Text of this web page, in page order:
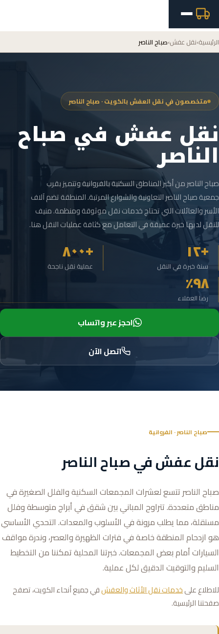
الرئيسية›نقل عفش›صباح الناصر
متخصصون في نقل العفش بالكويت · صباح الناصر
نقل عفش في صباح
الناصر
صباح الناصر من أكبر المناطق السكنية بالفروانية وتتميز بقرب
جمعية صباح الناصر التعاونية والشوارع المرتبة. المنطقة تضم آلاف
الأسر والعائلات التي تحتاج خدمات نقل موثوقة ومنظمة. منيف
للنقل لديها خبرة عميقة في التعامل مع كثافة عمليات النقل هنا.
+١٢
سنة خبرة في النقل
+٨٠٠
عملية نقل ناجحة
٩٨٪
رضا العملاء
احجز عبر واتساب
اتصل الآن
صباح الناصر · الفروانية
نقل عفش في صباح الناصر
صباح الناصر تتسع لعشرات المجمعات السكنية والفلل الصغيرة في
مناطق متعددة. تتراوح المباني بين شقق في أبراج متوسطة وفلل
مستقلة، مما يطلب مرونة في الأسلوب والمعدات. التحدي الأساسي
هو ازدحام المنطقة خاصة في فترات الظهيرة والعصر، وندرة مواقف
السيارات أمام بعض المجمعات. خبرتنا المحلية تمكننا من التخطيط
السليم والتوقيت الدقيق لكل عملية.
للاطلاع علىخدمات نقل الأثاث والعفشفي جميع أنحاء الكويت، تصفح
صفحتنا الرئيسية.